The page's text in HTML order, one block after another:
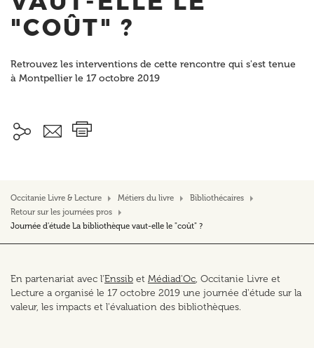
"COÛT" ?
Retrouvez les interventions de cette rencontre qui s'est tenue
à Montpellier le 17 octobre 2019
Occitanie Livre & Lecture Métiers du livre
Bibliothécaires
Retour sur les journées pros
Journée d'étude La bibliothèque vaut-elle le "coût" ?
En partenariat avec l'Enssib et Médiad'Oc, Occitanie Livre et
Lecture a organisé le 17 octobre 2019 une journée d'étude sur la
valeur, les impacts et l'évaluation des bibliothèques.